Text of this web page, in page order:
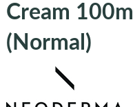
Cream 100ml
(Normal)